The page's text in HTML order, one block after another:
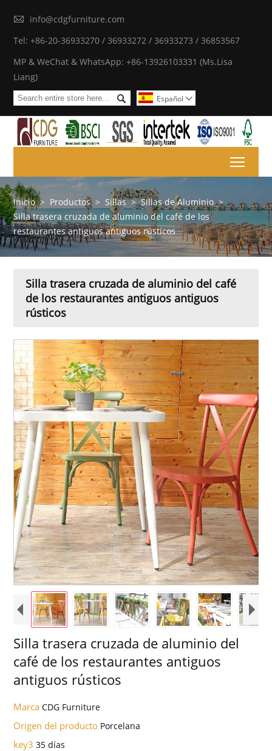

info@cdgfurniture.com
Tel: +86-20-36933270 / 36933272 / 36933273 / 36853567
MP & WeChat & WhatsApp: +86-13926103331 (Ms.Lisa
Liang)
 Español 
Inicio > Productos > Sillas > Sillas de Aluminio >
Silla trasera cruzada de aluminio del café de los
restaurantes antiguos antiguos rústicos
Silla trasera cruzada de aluminio del café
de los restaurantes antiguos antiguos
rústicos
Silla trasera cruzada de aluminio del
café de los restaurantes antiguos
antiguos rústicos
MarcaCDG Furniture
Origen del producto Porcelana
key335 días